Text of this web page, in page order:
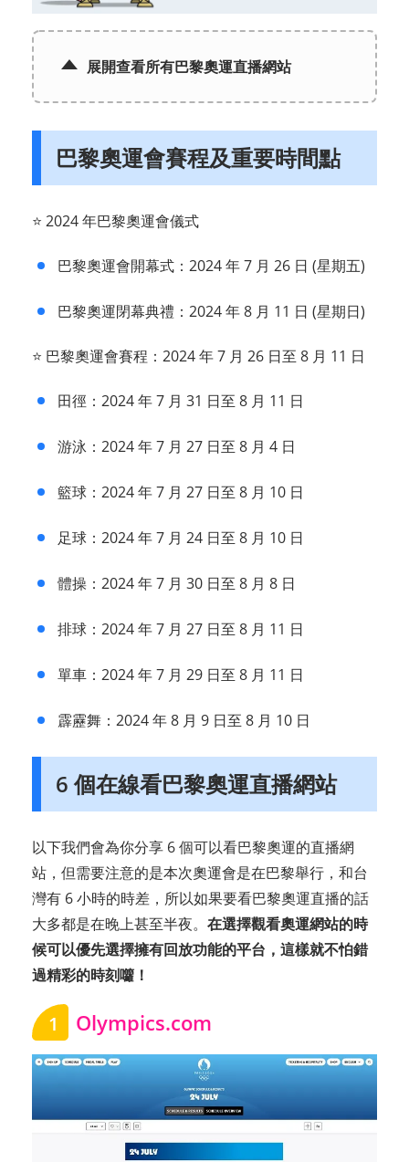
展開查看所有巴黎奧運直播網站
巴黎奧運會賽程及重要時間點
⭐ 2024 年巴黎奧運會儀式
巴黎奧運會開幕式：2024 年 7 月 26 日 (星期五)
巴黎奧運閉幕典禮：2024 年 8 月 11 日 (星期日)
⭐ 巴黎奧運會賽程：2024 年 7 月 26 日至 8 月 11 日
田徑：2024 年 7 月 31 日至 8 月 11 日
游泳：2024 年 7 月 27 日至 8 月 4 日
籃球：2024 年 7 月 27 日至 8 月 10 日
足球：2024 年 7 月 24 日至 8 月 10 日
體操：2024 年 7 月 30 日至 8 月 8 日
排球：2024 年 7 月 27 日至 8 月 11 日
單車：2024 年 7 月 29 日至 8 月 11 日
霹靂舞：2024 年 8 月 9 日至 8 月 10 日
6 個在線看巴黎奧運直播網站
以下我們會為你分享 6 個可以看巴黎奧運的直播網
站，但需要注意的是本次奧運會是在巴黎舉行，和台
灣有 6 小時的時差，所以如果要看巴黎奧運直播的話
大多都是在晚上甚至半夜。 在選擇觀看奧運網站的時
候可以優先選擇擁有回放功能的平台，這樣就不怕錯
過精彩的時刻囖！
1 Olympics.com